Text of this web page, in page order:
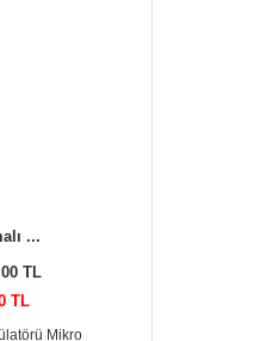
...
TL
TL